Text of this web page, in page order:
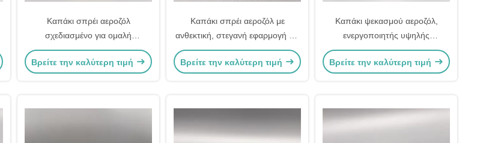
Καπάκι σπρέι αεροζόλ
σχεδιασμένο για ομαλή
ενεργοποίηση και σταθερή
απόδοση
Βρείτε την καλύτερη τιμή
Καπάκι σπρέι αεροζόλ με
ανθεκτική, στεγανή εφαρμογή για
τυπικά δοχεία αεροζόλ
Βρείτε την καλύτερη τιμή
Καπάκι ψεκασμού αεροζόλ,
ενεργοποιητής υψηλής
απόδοσης για ακριβή έλεγχο
ψεκασμού
Βρείτε την καλύτερη τιμή